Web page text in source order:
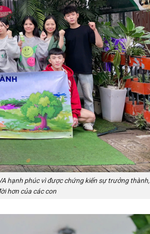
hạnh phúc vì được chứng kiến sự trưởng thành,
hơn của các con